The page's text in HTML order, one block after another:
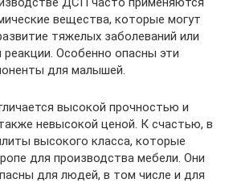
вещества, которые могут
тяжелых заболеваний или
реакции. Особенно опасны эти
для малышей.
высокой прочностью и
невысокой ценой. К счастью, в
высокого класса, которые
для производства мебели. Они
для людей, в том числе и для